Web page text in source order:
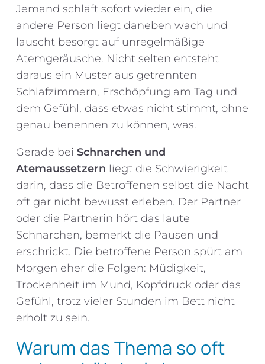
Jemand schläft sofort wieder ein, die
andere Person liegt daneben wach und
lauscht besorgt auf unregelmäßige
Atemgeräusche. Nicht selten entsteht
daraus ein Muster aus getrennten
Schlafzimmern, Erschöpfung am Tag und
dem Gefühl, dass etwas nicht stimmt, ohne
genau benennen zu können, was.
Gerade bei Schnarchen und
Atemaussetzern liegt die Schwierigkeit
darin, dass die Betroffenen selbst die Nacht
oft gar nicht bewusst erleben. Der Partner
oder die Partnerin hört das laute
Schnarchen, bemerkt die Pausen und
erschrickt. Die betroffene Person spürt am
Morgen eher die Folgen: Müdigkeit,
Trockenheit im Mund, Kopfdruck oder das
Gefühl, trotz vieler Stunden im Bett nicht
erholt zu sein.
Warum das Thema so oft